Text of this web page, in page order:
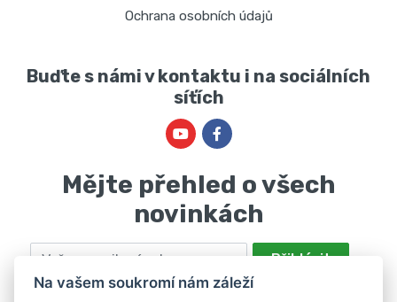
Ochrana osobních údajů
Buďte s námi v kontaktu i na sociálních
síťích
Mějte přehled o všech
novinkách
Email Přihlásit
Odesláním souhlasíte se zpracováním osobních údajů za účelem
Na vašem soukromí nám záleží